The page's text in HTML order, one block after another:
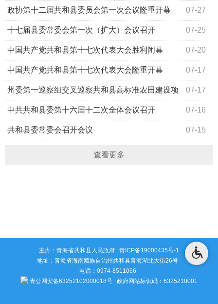
07-27
政协第十二届共和县委员会第一次会议隆重开幕
07-25
十七届县委常委会第一次（扩大）会议召开
07-20
中国共产党共和县第十七次代表大会胜利闭幕
07-17
中国共产党共和县第十七次代表大会隆重开幕
07-17
州委第一巡察组交叉巡察共和县高标准农田建设项
目反馈会议召开 07-16
中共共和县委第十六届十二次全体会议召开
07-15
共和县委常委会召开会议
查看更多
主办：青海省共和县人民政府 青ICP备19000435号-1
地址：青海省海南藏族自治州共和县青海湖北大街26号
电话：0974-8511066
青公网安备63252102000018号 政府网站标识码：6325210001